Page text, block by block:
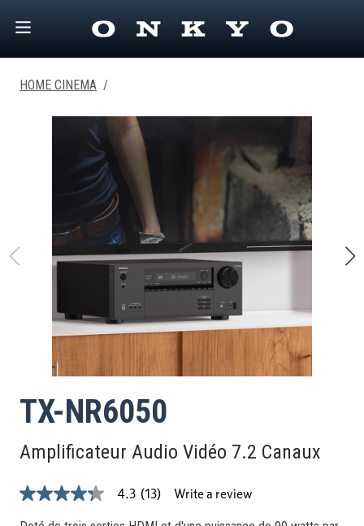
HOME CINEMA /
TX-NR6050
Amplificateur Audio Vidéo 7.2 Canaux
4.3
4.3 (13) Write a review